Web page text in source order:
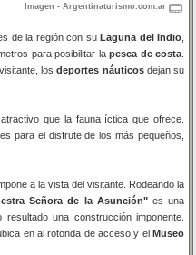
Imagen - Argentinaturismo.com.ar
de la región con suLaguna del Indio
para posibilitar lapesca de costa
losdeportes náuticosdejan su
que la fauna íctica que ofrece.
para el disfrute de los más pequeños,
a la vista del visitante. Rodeando la
Señora de la Asunción" es una
una construcción imponente.
en al rotonda de acceso y elMuseo